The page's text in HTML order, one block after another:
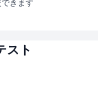
きます
スト